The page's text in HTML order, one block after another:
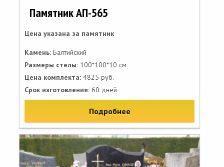
Памятник АП-565
Цена указана за памятник
Камень: Балтийский
Размеры стелы: 100*100*10 см
Цена комплекта: 4825 руб.
Срок изготовления: 60 дней
Подробнее